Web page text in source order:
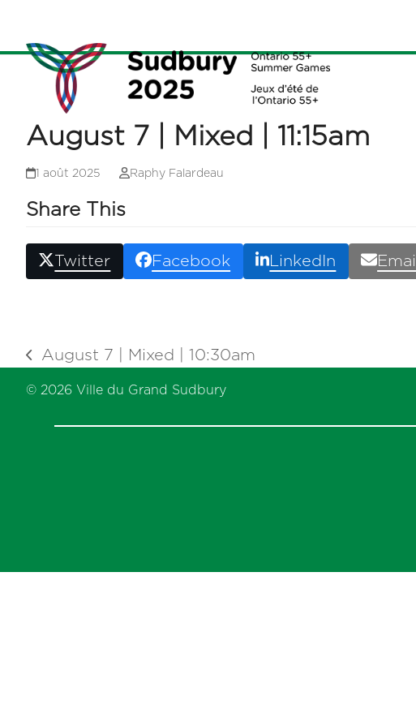
content
August 7 | Mixed | 11:15am
1 août 2025 Raphy Falardeau
Share This
Twitter Facebook LinkedIn Email
previous
post:
August 7 | Mixed | 10:30am
© 2026 Ville du Grand Sudbury